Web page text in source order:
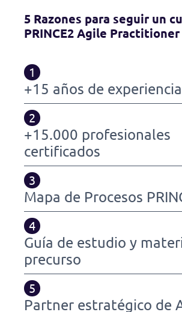
5 Razones para seguir un
PRINCE2 Agile Practitioner
1
+15 años de experiencia
2
+15.000 profesionales
certificados
3
Mapa de Procesos
4
Guía de estudio y
precurso
5
Partner estratégico de